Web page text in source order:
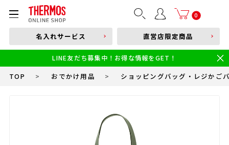
0
部品購入はこちら
本体品番やキーワードを入力
食洗機対応 新製品
幼児・園児向け水筒
小学生 低・中学年向け水筒
小学生 中・高学年向け水筒
名入れサービス 直営店限定商品
LINE友だち募集中！お得な情報をGET！
TOP > おでかけ用品 > ショッピングバッグ・レジかご